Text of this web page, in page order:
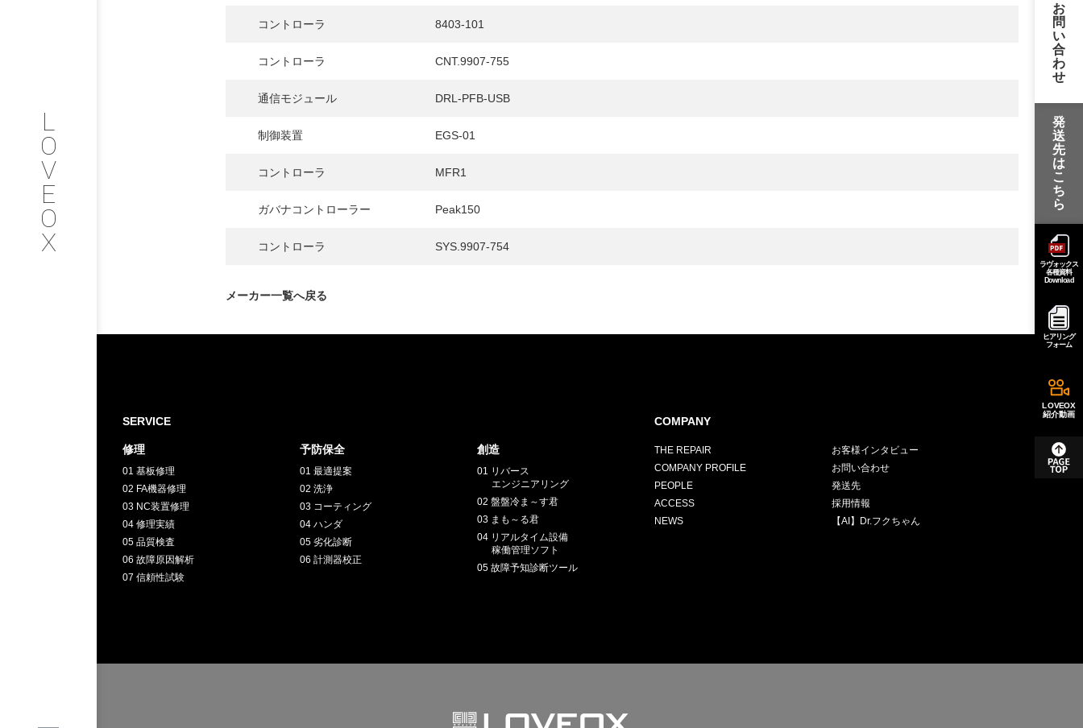
L
O
V
E
O
X
COMPANY
PROFILE
SERVICE
CHALLENGE
環境への取り組み
お
問
い
合
わ
せ
発
送
先
は
こ
ち
ら
ラヴォックス
各種資料
Download
ヒアリング
フォーム
LOVEOX
紹介動画
コントローラ 8403-101
コントローラ CNT.9907-755
通信モジュール DRL-PFB-USB
制御装置 EGS-01
コントローラ MFR1
ガバナコントローラー Peak150
コントローラ SYS.9907-754
メーカー一覧へ戻る
SERVICE
修理
01 基板修理
02 FA機器修理
03 NC装置修理
04 修理実績
05 品質検査
06 故障原因解析
07 信頼性試験
予防保全
01 最適提案
02 洗浄
03 コーティング
04 ハンダ
05 劣化診断
06 計測器校正
創造
01 リバース
エンジニアリング
02 盤盤冷ま～す君
03 まも～る君
04 リアルタイム設備
稼働管理ソフト
05 故障予知診断ツール
COMPANY
THE REPAIR
COMPANY PROFILE
PEOPLE
ACCESS
NEWS
お客様インタビュー
お問い合わせ
発送先
採用情報
【AI】Dr.フクちゃん